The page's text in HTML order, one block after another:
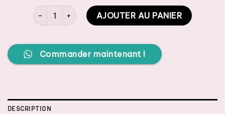
quantité de ROGER CAVAILLES Gel Douche Amande
AJOUTER AU PANIER
Commander maintenant !
DESCRIPTION